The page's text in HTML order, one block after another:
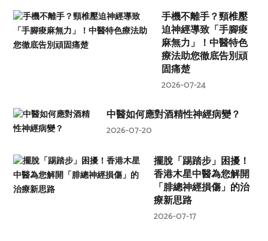
手機不離手？頸椎壓
迫神經導致「手腳痠
麻無力」！中醫特色
療法助您徹底告別頑
固痛楚
2026-07-24
中醫如何應對酒精性神經病變？
2026-07-20
擺脫「踢踏步」困擾！
香港木星中醫為您解開
「腓總神經損傷」的治
療新思路
2026-07-17